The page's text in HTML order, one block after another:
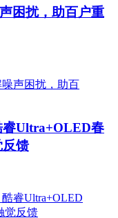
困扰，助百户重
睿Ultra+OLED春
馈